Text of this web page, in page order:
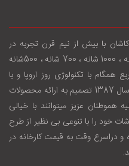
با بيش از نيم قرن تجربه در
زمينه توليد انواع فرش ماشینی 1200 شانه ، 1000 شانه ، 700 شانه ، 500شانه
سالانه 950.000 متر مربع همگام با تکنولوژی روز اروپا و با
استفاده از بالاترين کيفيت متريال از اغاز سال 1387 تصميم به ارائه محصولات
عزيز ميتوانند با خيالی
خود را با تنوعی بی نظير از طرح
دراسرع وقت به قيمت کارخانه در